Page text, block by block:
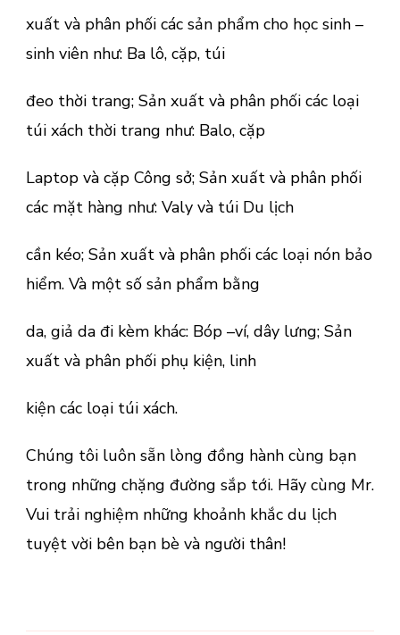
xuất và phân phối các sản phẩm cho học sinh –
sinh viên như: Ba lô, cặp, túi
đeo thời trang; Sản xuất và phân phối các loại
túi xách thời trang như: Balo, cặp
Laptop và cặp Công sở; Sản xuất và phân phối
các mặt hàng như: Valy và túi Du lịch
cần kéo; Sản xuất và phân phối các loại nón bảo
hiểm. Và một số sản phẩm bằng
da, giả da đi kèm khác: Bóp –ví, dây lưng; Sản
xuất và phân phối phụ kiện, linh
kiện các loại túi xách.
Chúng tôi luôn sẵn lòng đồng hành cùng bạn
trong những chặng đường sắp tới. Hãy cùng Mr.
Vui trải nghiệm những khoảnh khắc du lịch
tuyệt vời bên bạn bè và người thân!